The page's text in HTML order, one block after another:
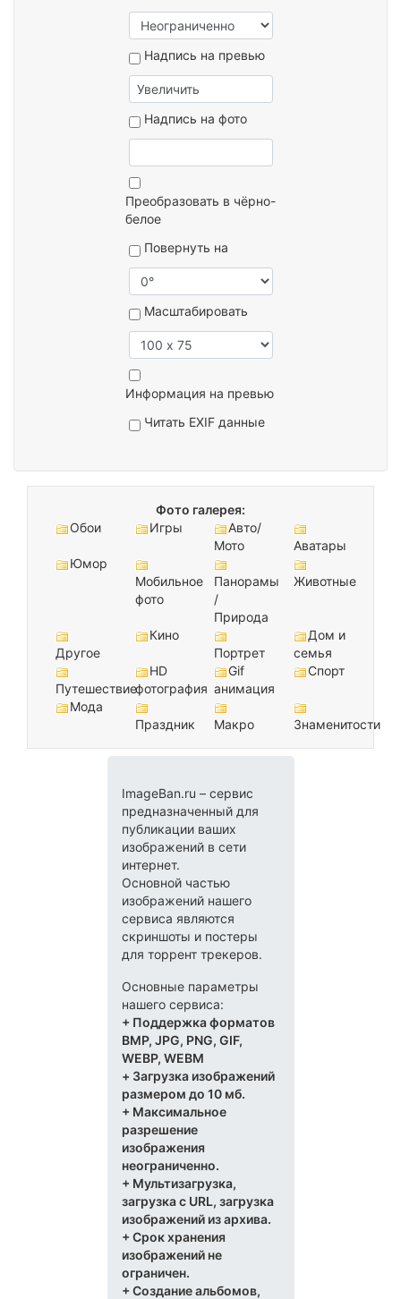
Надпись на превью
Надпись на фото
Преобразовать в чёрно-
белое
Повернуть на
Масштабировать
Информация на превью
Читать EXIF данные
Фото галерея:
Обои
Игры
Авто/
Мото
Аватары
Юмор
Мобильное
фото
Панорамы
/
Природа
Животные
Другое
Кино
Портрет
Дом и
семья
Путешествие
HD
фотография
Gif
анимация
Спорт
Мода
Праздник
Макро Знаменитости
ImageBan.ru – сервис
предназначенный для
публикации ваших
изображений в сети
интернет.
Основной частью
изображений нашего
сервиса являются
скриншоты и постеры
для торрент трекеров.
Основные параметры
нашего сервиса:
+ Поддержка форматов
BMP, JPG, PNG, GIF,
WEBP, WEBM
+ Загрузка изображений
размером до 10 мб.
+ Максимальное
разрешение
изображения
неограниченно.
+ Мультизагрузка,
загрузка с URL, загрузка
изображений из архива.
+ Срок хранения
изображений не
ограничен.
+ Создание альбомов,